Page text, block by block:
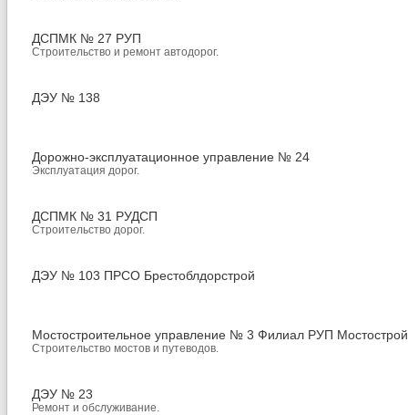
ДСПМК № 27 РУП
Строительство и ремонт автодорог.
ДЭУ № 138
Дорожно-эксплуатационное управление № 24
Эксплуатация дорог.
ДСПМК № 31 РУДСП
Строительство дорог.
ДЭУ № 103 ПРСО Брестоблдорстрой
Мостостроительное управление № 3 Филиал РУП Мостострой
Строительство мостов и путеводов.
ДЭУ № 23
Ремонт и обслуживание.